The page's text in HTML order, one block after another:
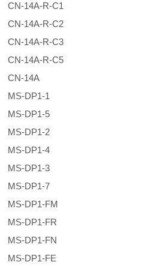
CN-14A-R-C1
CN-14A-R-C2
CN-14A-R-C3
CN-14A-R-C5
CN-14A
MS-DP1-1
MS-DP1-5
MS-DP1-2
MS-DP1-4
MS-DP1-3
MS-DP1-7
MS-DP1-FM
MS-DP1-FR
MS-DP1-FN
MS-DP1-FE